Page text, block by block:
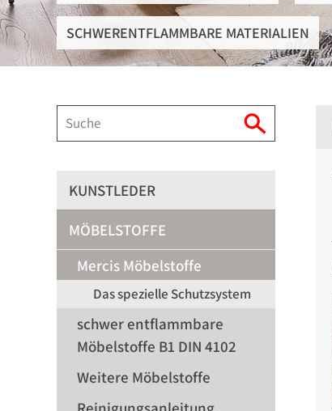
SCHWERENTFLAMMBARE MATERIALIEN
KUNSTLEDER
MÖBELSTOFFE
Mercis Möbelstoffe
Das spezielle Schutzsystem
schwer entflammbare
Möbelstoffe B1 DIN 4102
Weitere Möbelstoffe